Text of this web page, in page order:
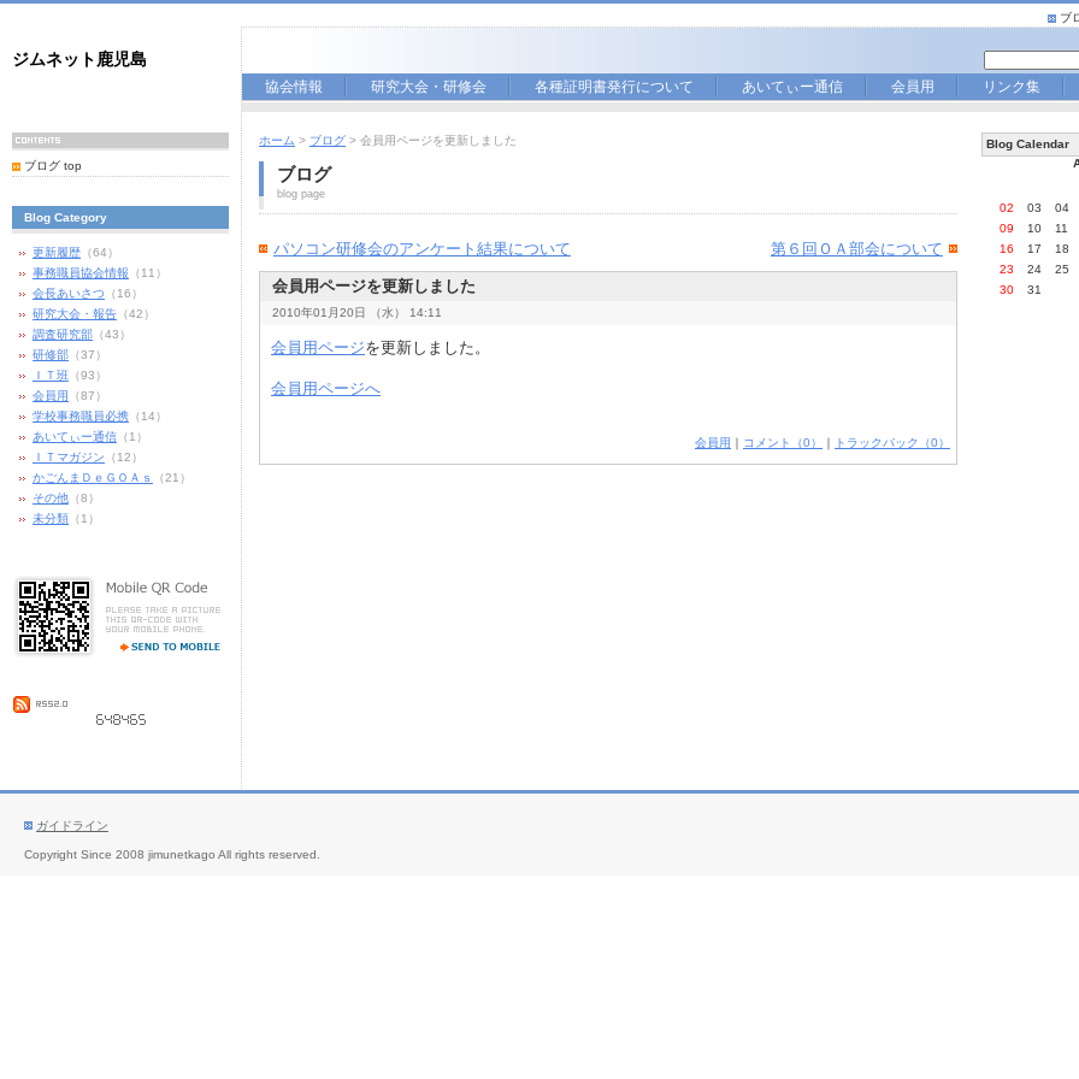
ジムネット鹿児島
協会情報 研究大会・研修会 各種証明書発行について あいてぃー通信 会員用 リンク集
ブ
ブログ top
Blog Category
更新履歴 （64）
事務職員協会情報 （11）
会長あいさつ （16）
研究大会・報告 （42）
調査研究部 （43）
研修部 （37）
ＩＴ班 （93）
会員用 （87）
学校事務職員必携 （14）
あいてぃー通信 （1）
ＩＴマガジン （12）
かごんまＤｅＧＯＡｓ
（21）
その他 （8）
未分類 （1）
ホーム > ブログ > 会員用ページを更新しました
ブログ
blog page
パソコン研修会のアンケート結果について 第６回ＯＡ部会について
会員用ページを更新しました
2010年01月20日 （水） 14:11
会員用ページを更新しました。
会員用ページへ
会員用 ｜ コメント（0） ｜ トラックバック（0）
Blog Calendar
02
03 04
09
10 11
16
17 18
23
24 25
30
31
ガイドライン
Copyright Since 2008 jimunetkago All rights reserved.